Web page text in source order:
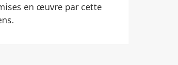
en œuvre par cette